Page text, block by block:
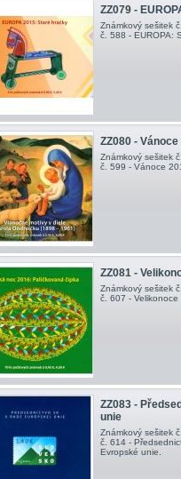
ZZ079 -
Známkový sešitek
č. 588 - EUROPA:
ZZ080 - Vánoce
Známkový sešitek
č. 599 - Vánoce
ZZ081 -
Známkový sešitek
č. 607 - Velikonoce
ZZ083 -
unie
Známkový sešitek
č. 614 -
Evropské unie.